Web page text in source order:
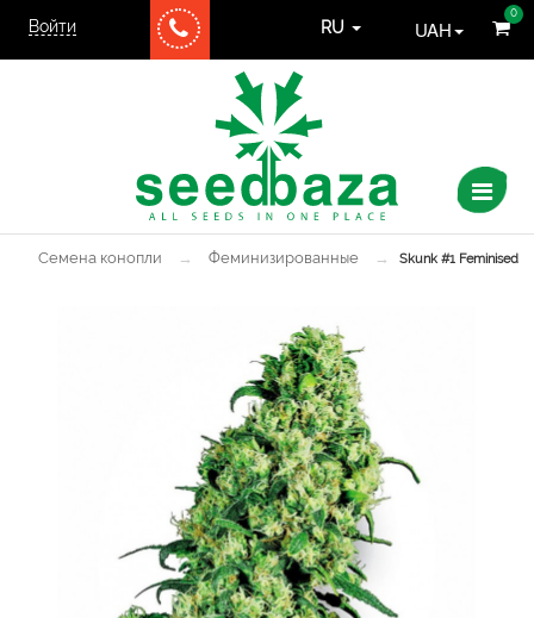
Войти
0
RU UAH
Семена конопли → Феминизированные → Skunk #1 Feminised